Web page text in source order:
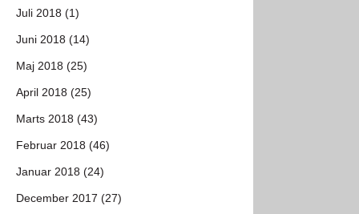
Juli 2018 (1)
Juni 2018 (14)
Maj 2018 (25)
April 2018 (25)
Marts 2018 (43)
Februar 2018 (46)
Januar 2018 (24)
December 2017 (27)